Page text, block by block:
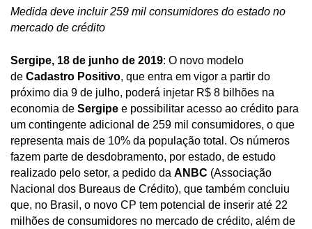
Medida deve incluir 259 mil consumidores do estado no
mercado de crédito
Sergipe, 18 de junho de 2019: O novo modelo
de Cadastro Positivo, que entra em vigor a partir do
próximo dia 9 de julho, poderá injetar R$ 8 bilhões na
economia de Sergipe e possibilitar acesso ao crédito para
um contingente adicional de 259 mil consumidores, o que
representa mais de 10% da população total. Os números
fazem parte de desdobramento, por estado, de estudo
realizado pelo setor, a pedido da ANBC (Associação
Nacional dos Bureaus de Crédito), que também concluiu
que, no Brasil, o novo CP tem potencial de inserir até 22
milhões de consumidores no mercado de crédito, além de